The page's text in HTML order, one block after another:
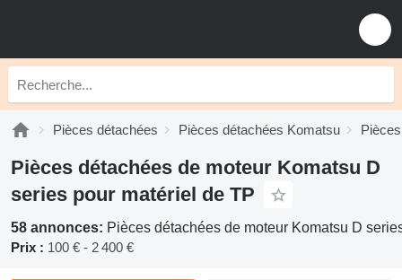
Pièces détachées Pièces détachées Komatsu
Pièces détachées de moteur Komatsu D
series pour matériel de TP
58 annonces: Pièces détachées de moteur Komatsu D
Prix : 100 € - 2 400 €